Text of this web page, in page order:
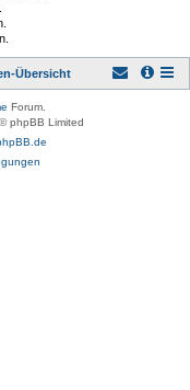
Übersicht
Forum.
phpBB Limited